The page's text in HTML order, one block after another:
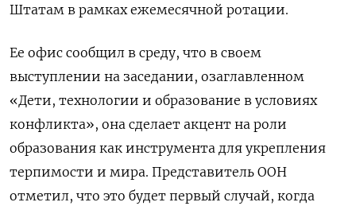
Штатам ‌в рамках ежемесячной ротации.
Ее офис сообщил ​в среду, ‌что в своем ​
выступлении на заседании, озаглавленном
«Дети, технологии ‌и образование в условиях
конфликта», она сделает акцент ​на ​роли
‌образования как инструмента для укрепления ​
терпимости и мира. Представитель ООН
отметил, что это будет первый случай, когда